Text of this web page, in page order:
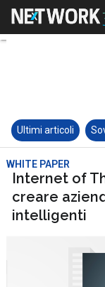
Ultimi articoli
WHITE PAPER
Internet of
creare
intelligenti